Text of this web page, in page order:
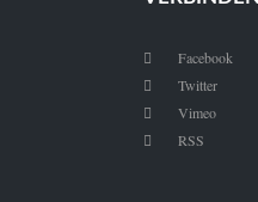
 Facebook
 Twitter
 Vimeo
 RSS